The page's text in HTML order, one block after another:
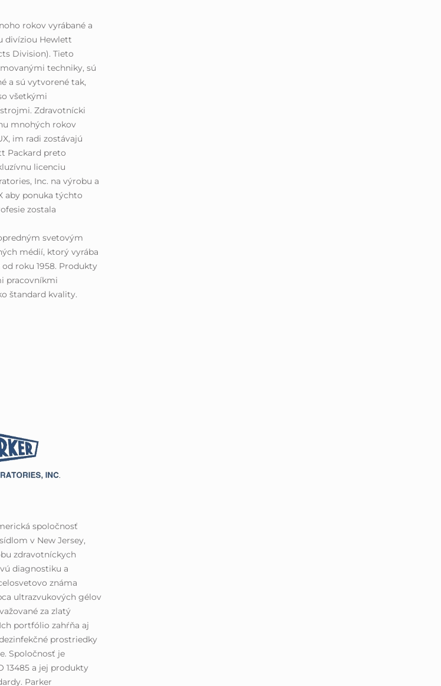
rokov vyrábané a
divíziou Hewlett
Division). Tieto
techniky, sú
a sú vytvorené tak,
všetkými
Zdravotnícki
mnohých rokov
im radi zostávajú
Packard preto
licenciu
Inc. na výrobu a
aby ponuka týchto
zostala
svetovým
médií, ktorý vyrába
roku 1958. Produkty
pracovníkmi
štandard kvality.
spoločnosť
v New Jersey,
zdravotníckych
diagnostiku a
známa
ultrazvukových gélov
za zlatý
portfólio zahŕňa aj
prostriedky
Spoločnosť je
13485 a jej produkty
Parker